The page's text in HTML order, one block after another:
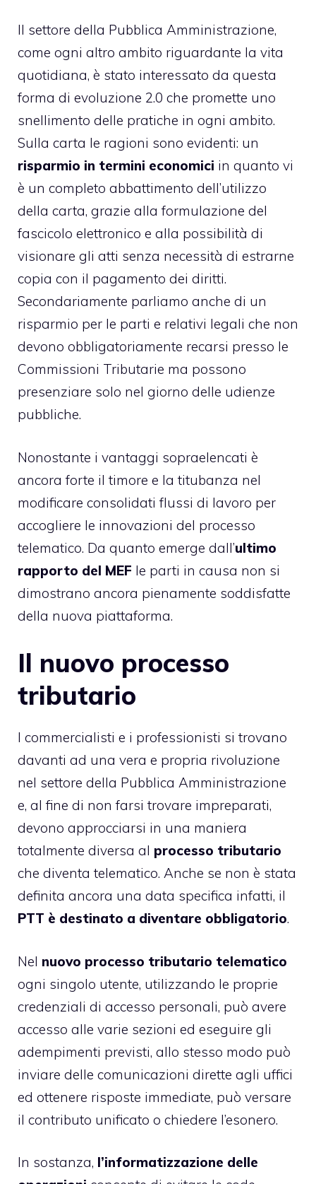
Il settore della Pubblica Amministrazione,
come ogni altro ambito riguardante la vita
quotidiana, è stato interessato da questa
forma di evoluzione 2.0 che promette uno
snellimento delle pratiche in ogni ambito.
Sulla carta le ragioni sono evidenti: un
risparmio in termini economici in quanto vi
è un completo abbattimento dell’utilizzo
della carta, grazie alla formulazione del
fascicolo elettronico e alla possibilità di
visionare gli atti senza necessità di estrarne
copia con il pagamento dei diritti.
Secondariamente parliamo anche di un
risparmio per le parti e relativi legali che non
devono obbligatoriamente recarsi presso le
Commissioni Tributarie ma possono
presenziare solo nel giorno delle udienze
pubbliche.
Nonostante i vantaggi sopraelencati è
ancora forte il timore e la titubanza nel
modificare consolidati flussi di lavoro per
accogliere le innovazioni del processo
telematico. Da quanto emerge dall’ultimo
rapporto del MEF le parti in causa non si
dimostrano ancora pienamente soddisfatte
della nuova piattaforma.
Il nuovo processo
tributario
I commercialisti e i professionisti si trovano
davanti ad una vera e propria rivoluzione
nel settore della Pubblica Amministrazione
e, al fine di non farsi trovare impreparati,
devono approcciarsi in una maniera
totalmente diversa al processo tributario
che diventa telematico. Anche se non è stata
definita ancora una data specifica infatti, il
PTT è destinato a diventare obbligatorio.
Nel nuovo processo tributario telematico
ogni singolo utente, utilizzando le proprie
credenziali di accesso personali, può avere
accesso alle varie sezioni ed eseguire gli
adempimenti previsti, allo stesso modo può
inviare delle comunicazioni dirette agli uffici
ed ottenere risposte immediate, può versare
il contributo unificato o chiedere l’esonero.
In sostanza, l’informatizzazione delle